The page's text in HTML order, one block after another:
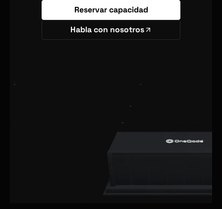
Reservar capacidad
Habla con nosotros